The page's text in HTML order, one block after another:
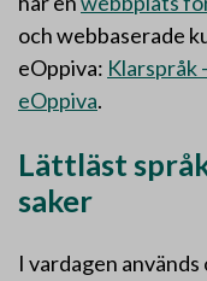
och webbaserade
eOppiva: Klarspråk
eOppiva.
Lättläst
saker
I vardagen